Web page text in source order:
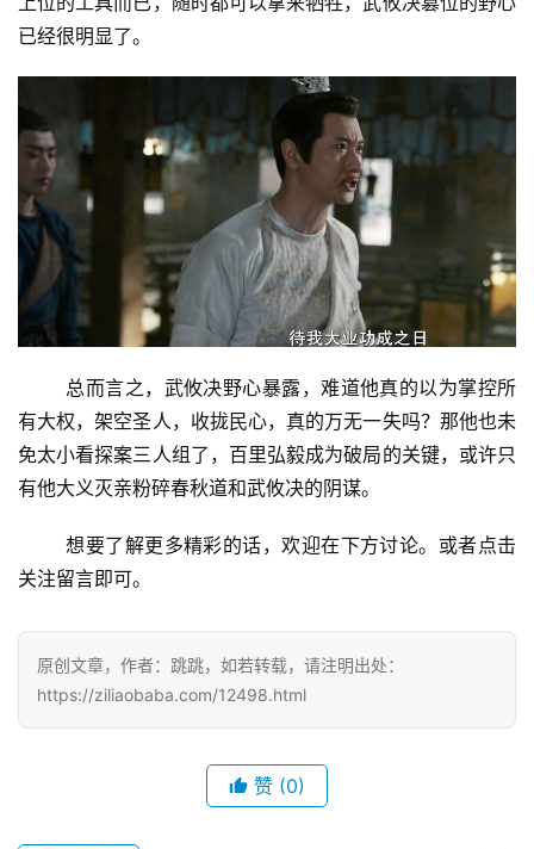
已经很明显了。
总而言之，武攸决野心暴露，难道他真的以为掌控所
有大权，架空圣人，收拢民心，真的万无一失吗？那他也未
免太小看探案三人组了，百里弘毅成为破局的关键，或许只
有他大义灭亲粉碎春秋道和武攸决的阴谋。
想要了解更多精彩的话，欢迎在下方讨论。或者点击
关注留言即可。
原创文章，作者：跳跳，如若转载，请注明出处：
https://ziliaobaba.com/12498.html
赞 (0)